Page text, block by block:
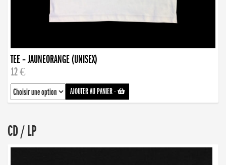
TEE – JAUNEORANGE (UNISEX)
12 €
AJOUTER AU PANIER-
CD / LP